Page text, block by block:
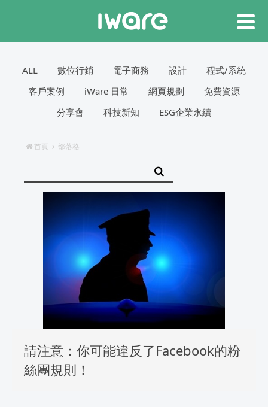
ALL 數位行銷 電子商務 設計
程式/系統
客戶案例
iWare 日常 網頁規劃
免費資源
分享會
科技新知 ESG企業永續
首頁 部落格
請注意：你可能違反了Facebook的粉
絲團規則！